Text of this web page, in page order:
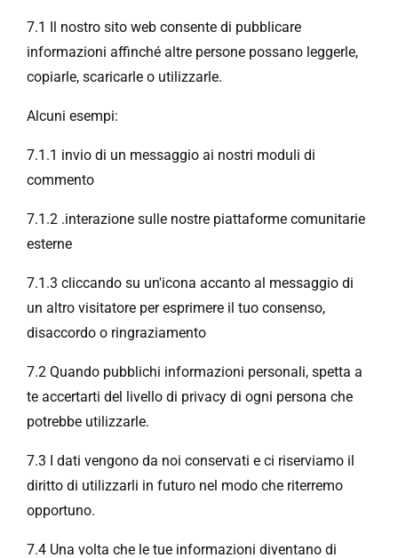
7.1 Il nostro sito web consente di pubblicare
informazioni affinché altre persone possano leggerle,
copiarle, scaricarle o utilizzarle.
Alcuni esempi:
7.1.1 invio di un messaggio ai nostri moduli di
commento
7.1.2 .interazione sulle nostre piattaforme comunitarie
esterne
7.1.3 cliccando su un'icona accanto al messaggio di
un altro visitatore per esprimere il tuo consenso,
disaccordo o ringraziamento
7.2 Quando pubblichi informazioni personali, spetta a
te accertarti del livello di privacy di ogni persona che
potrebbe utilizzarle.
7.3 I dati vengono da noi conservati e ci riserviamo il
diritto di utilizzarli in futuro nel modo che riterremo
opportuno.
7.4 Una volta che le tue informazioni diventano di